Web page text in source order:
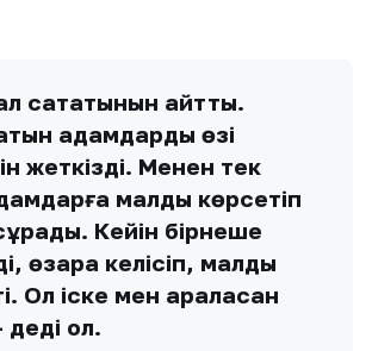
сататынын айтты.
адамдарды өзі
жеткізді. Менен тек
малды көрсетіп
Кейін бірнеше
өзара келісіп, малды
Ол іске мен араласқан
деді ол.